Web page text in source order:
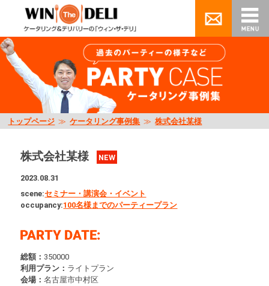
トップページ ≫ケータリング事例集 ≫株式会社某様
株式会社某様 NEW
2023.08.31
scene:セミナー・講演会・イベント
occupancy:100名様までのパーティープラン
総額： 350000
利用プラン： ライトプラン
会場：名古屋市中村区